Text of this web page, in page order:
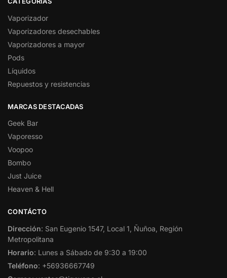
Vaporizador
Vaporizadores desechables
Vaporizadores a mayor
Pods
Líquidos
Repuestos y resistencias
MARCAS DESTACADAS
Geek Bar
Vaporesso
Voopoo
Bombo
Just Juice
Heaven & Hell
CONTÁCTO
Dirección: San Eugenio 1547, Local 1, Ñuñoa, Región
Metropolitana
Horario: Lunes a Sábado de 9:30 a 19:00
Teléfono: +56936667749